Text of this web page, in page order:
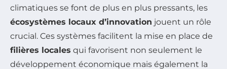
climatiques se font de plus en plus pressants, les
écosystèmes locaux d’innovation jouent un rôle
crucial. Ces systèmes facilitent la mise en place de
filières locales qui favorisent non seulement le
développement économique mais également la